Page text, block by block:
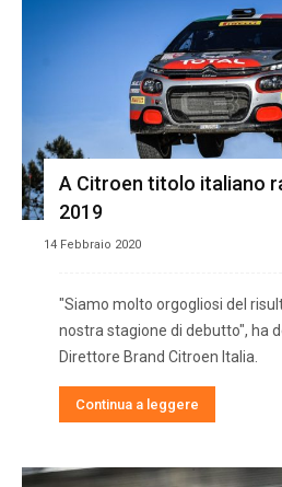
A Citroen titolo italiano
2019
14 Febbraio 2020
"Siamo molto orgogliosi del
nostra stagione di debutto", ha
Direttore Brand Citroen Italia.
Continua a leggere